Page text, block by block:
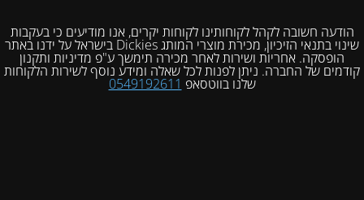
הודעה חשובה לקהל לקוחותינו לקוחות יקרים, אנו מודיעים כי בעקבות
שינוי בתנאי הזיכיון, מכירת מוצרי המותג Dickies בישראל על ידנו באתר
הופסקה. אחריות ושירות לאחר מכירה תימשך ע"פ מדיניות ותקנון
קודמים של החברה. ניתן לפנות לכל שאלה ומידע נוסף לשירות הלקוחות
שלנו בווטסאפ 0549192611